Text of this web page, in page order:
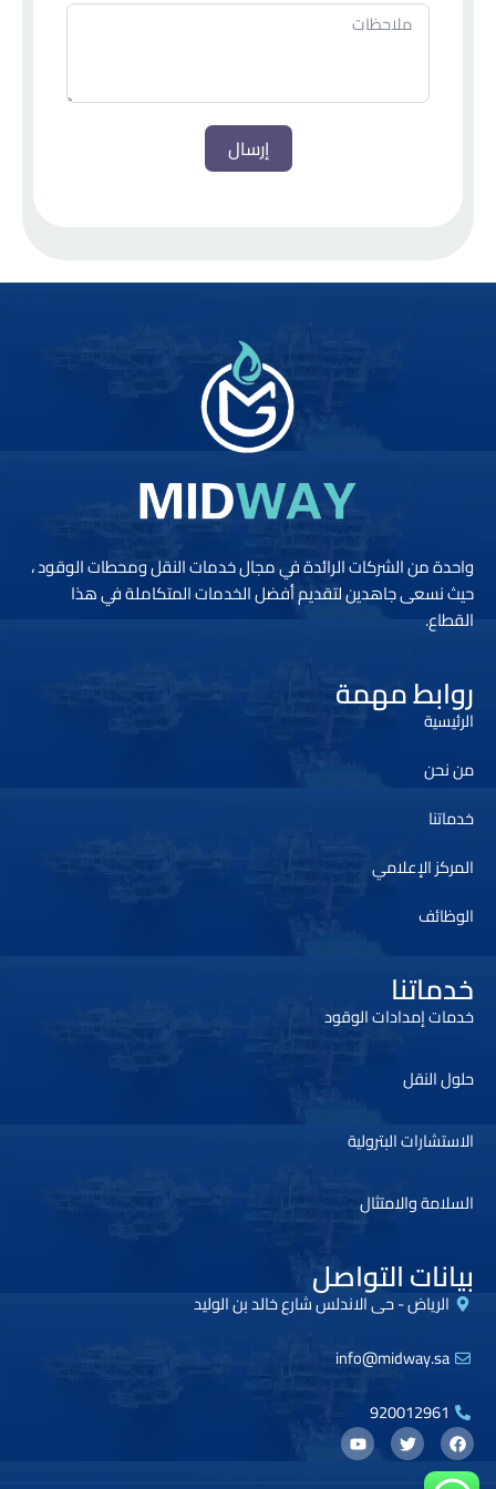
إرسال
واحدة من الشركات الرائدة في مجال خدمات النقل ومحطات الوقود ،
حيث نسعى جاهدين لتقديم أفضل الخدمات المتكاملة في هذا
القطاع.
روابط مهمة
الرئيسية
من نحن
خدماتنا
المركز الإعلامي
الوظائف
خدماتنا
خدمات إمدادات الوقود
حلول النقل
الاستشارات البترولية
السلامة والامتثال
بيانات التواصل
الرياض - حى الاندلس شارع خالد بن الوليد
info@midway.sa
920012961
F
a
c
e
T
w
i
Y
o
u